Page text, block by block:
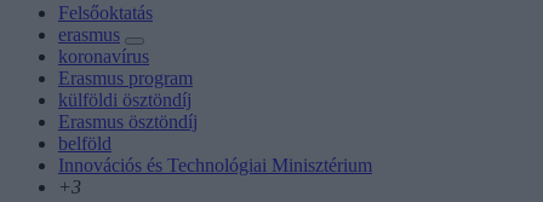
Felsőoktatás
erasmus
koronavírus
Erasmus program
külföldi ösztöndíj
Erasmus ösztöndíj
belföld
Innovációs és Technológiai Minisztérium
+3